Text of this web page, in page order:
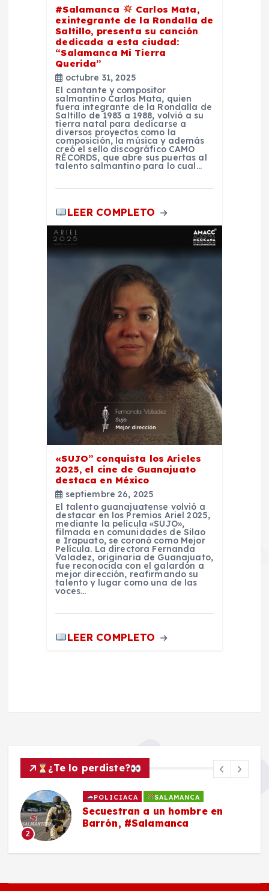
#Salamanca
Carlos Mata,
exintegrante de la Rondalla de
Saltillo, presenta su canción
dedicada a esta ciudad:
“Salamanca Mi Tierra
Querida”
octubre 31, 2025
El cantante y compositor
salmantino Carlos Mata, quien
fuera integrante de la Rondalla de
Saltillo de 1983 a 1988, volvió a su
tierra natal para dedicarse a
diversos proyectos como la
composición, la música y además
creó el sello discográfico CAMO
RÉCORDS, que abre sus puertas al
talento salmantino para lo cual…
LEER COMPLETO
«SUJO” conquista los Arieles
2025, el cine de Guanajuato
destaca en México
septiembre 26, 2025
El talento guanajuatense volvió a
destacar en los Premios Ariel 2025,
mediante la película «SUJO»,
filmada en comunidades de Silao
e Irapuato, se coronó como Mejor
Película. La directora Fernanda
Valadez, originaria de Guanajuato,
fue reconocida con el galardón a
mejor dirección, reafirmando su
talento y lugar como una de las
voces…
LEER COMPLETO
¿Te lo perdiste?
2
POLICIACA SALAMANCA
Secuestran a un hombre en
Barrón, #Salamanca